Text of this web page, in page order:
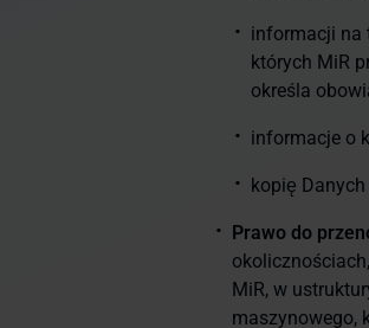
informacji na
których MiR
określa
informacje o
kopię
Prawo do
MiR, w
maszynowego,